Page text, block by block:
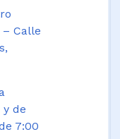
Calle
y de
7:00